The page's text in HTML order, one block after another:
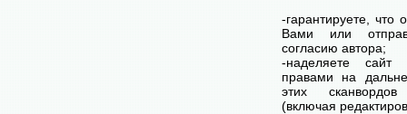
-гарантируете, что
Вами или
согласию автора;
-наделяете сайт
правами на
этих
(включая